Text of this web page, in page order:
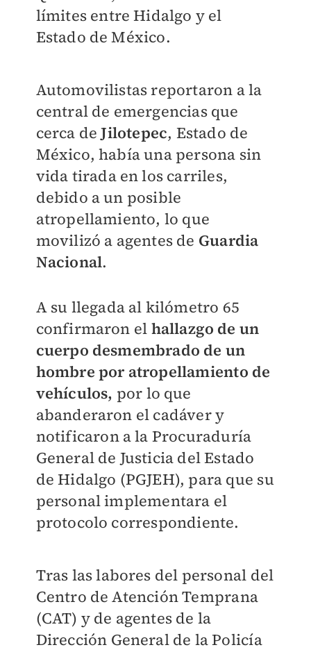
límites entre Hidalgo y el
Estado de México.
Automovilistas reportaron a la
central de emergencias que
cerca deJilotepec, Estado de
México, había una persona sin
vida tirada en los carriles,
debido a un posible
atropellamiento, lo que
movilizó a agentes de Guardia
Nacional.
A su llegada al kilómetro 65
confirmaron el hallazgo de un
cuerpo desmembrado de un
hombre por atropellamiento de
vehículos, por lo que
abanderaron el cadáver y
notificaron a la Procuraduría
General de Justicia del Estado
de Hidalgo (PGJEH), para que su
personal implementara el
protocolo correspondiente.
Tras las labores del personal del
Centro de Atención Temprana
(CAT) y de agentes de la
Dirección General de la Policía